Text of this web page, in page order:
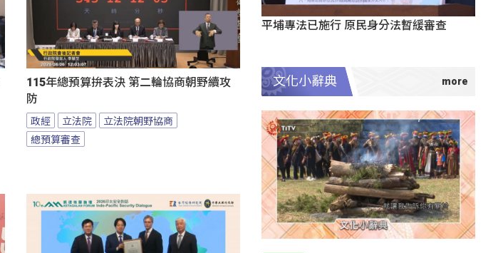
115年總預算拚表決 第二輪協商朝野續攻
防
政經 立法院
立法院朝野協商
總預算審查
平埔專法已施行 原民身分法暫緩審查
文化小辭典